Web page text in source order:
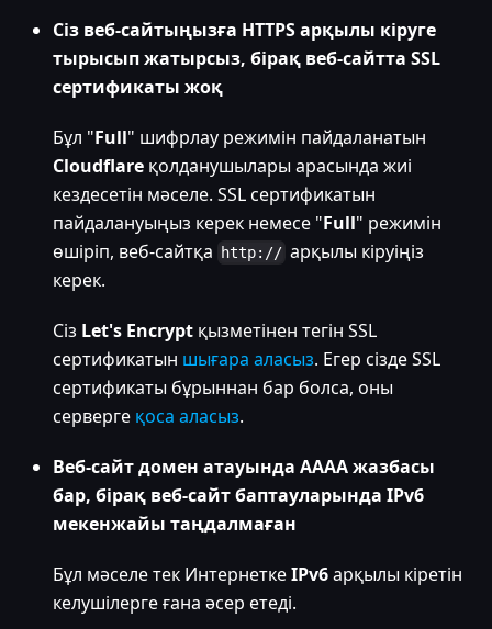
Сіз веб-сайтыңызға HTTPS арқылы кіруге
тырысып жатырсыз, бірақ веб-сайтта SSL
сертификаты жоқ
Бұл "Full" шифрлау режимін пайдаланатын
Cloudflare қолданушылары арасында жиі
кездесетін мәселе. SSL сертификатын
пайдалануыңыз керек немесе "Full" режимін
өшіріп, веб-сайтқа
http:// арқылы кіруіңіз
керек.
Сіз Let's Encrypt қызметінен тегін SSL
сертификатын шығара аласыз. Егер сізде SSL
сертификаты бұрыннан бар болса, оны
серверге қоса аласыз.
Веб-сайт домен атауында AAAA жазбасы
бар, бірақ веб-сайт баптауларында IPv6
мекенжайы таңдалмаған
Бұл мәселе тек ИнтернеткеIPv6арқылы кіретін
келушілерге ғана әсер етеді.